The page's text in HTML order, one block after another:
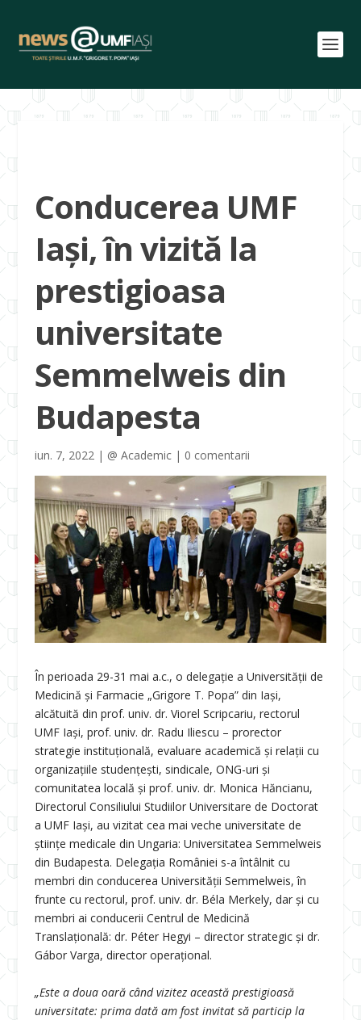
Conducerea UMF
Iași, în vizită la
prestigioasa
universitate
Semmelweis din
Budapesta
iun. 7, 2022| @ Academic| 0 comentarii
În perioada 29-31 mai a.c., o delegație a Universității de
Medicină și Farmacie „Grigore T. Popa” din Iași,
alcătuită din prof. univ. dr. Viorel Scripcariu, rectorul
UMF Iași, prof. univ. dr. Radu Iliescu – prorector
strategie instituțională, evaluare academică și relații cu
organizațiile studențești, sindicale, ONG-uri și
comunitatea locală și prof. univ. dr. Monica Hăncianu,
Directorul Consiliului Studiilor Universitare de Doctorat
a UMF Iași, au vizitat cea mai veche universitate de
științe medicale din Ungaria: Universitatea Semmelweis
din Budapesta. Delegația României s-a întâlnit cu
membri din conducerea Universității Semmelweis, în
frunte cu rectorul, prof. univ. dr. Béla Merkely, dar și cu
membri ai conducerii Centrul de Medicină
Translațională: dr. Péter Hegyi – director strategic și dr.
Gábor Varga, director operațional.
„Este a doua oară când vizitez această prestigioasă
universitate: prima dată am fost invitat să particip la